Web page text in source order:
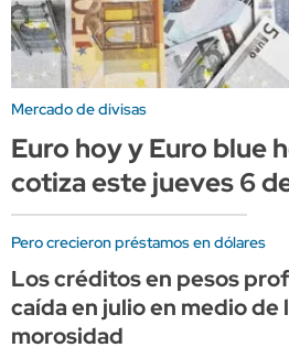
Mercado de divisas
Euro hoy y Euro blue
cotiza este jueves 6
Pero crecieron préstamos en dólares
Los créditos en pesos
caída en julio en medio de
morosidad